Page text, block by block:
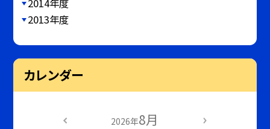
2014年度
2013年度
カレンダー
2026年8月